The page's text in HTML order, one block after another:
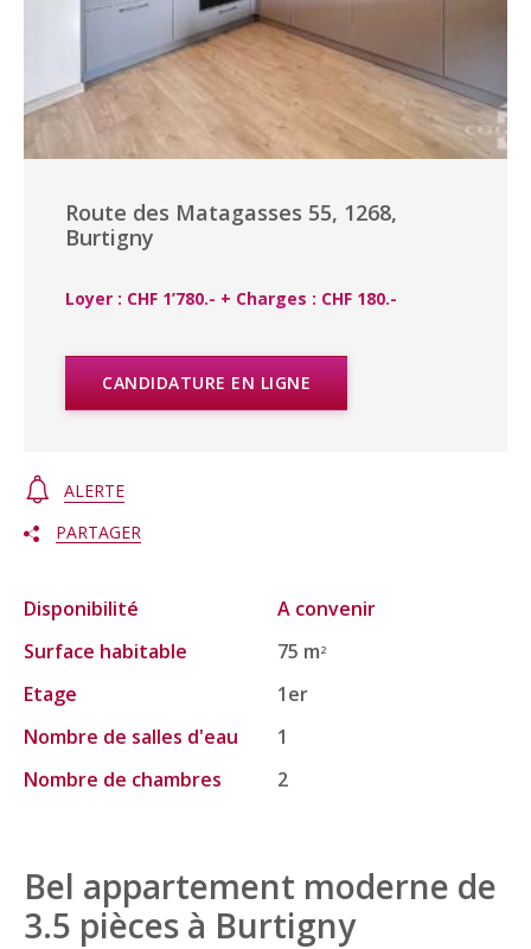
Route des Matagasses 55, 1268,
Burtigny
Loyer : CHF 1’780.- + Charges : CHF 180.-
CANDIDATURE EN LIGNE
ALERTE
PARTAGER
Disponibilité
A convenir
Surface habitable
75 m2
Etage
1er
Nombre de salles d'eau
1
Nombre de chambres
2
Bel appartement moderne de
3.5 pièces à Burtigny